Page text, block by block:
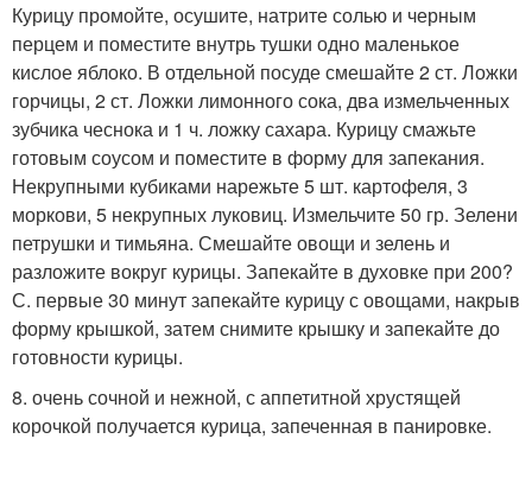
Курицу промойте, осушите, натрите солью и черным
перцем и поместите внутрь тушки одно маленькое
кислое яблоко. В отдельной посуде смешайте 2 ст. Ложки
горчицы, 2 ст. Ложки лимонного сока, два измельченных
зубчика чеснока и 1 ч. ложку сахара. Курицу смажьте
готовым соусом и поместите в форму для запекания.
Некрупными кубиками нарежьте 5 шт. картофеля, 3
моркови, 5 некрупных луковиц. Измельчите 50 гр. Зелени
петрушки и тимьяна. Смешайте овощи и зелень и
разложите вокруг курицы. Запекайте в духовке при 200?
С. первые 30 минут запекайте курицу с овощами, накрыв
форму крышкой, затем снимите крышку и запекайте до
готовности курицы.
8. очень сочной и нежной, с аппетитной хрустящей
корочкой получается курица, запеченная в панировке.